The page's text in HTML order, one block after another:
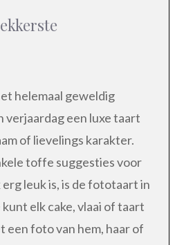
helemaal geweldig
verjaardag een luxe taart
of lievelings karakter.
toffe suggesties voor
leuk is, is de fototaart in
elk cake, vlaai of taart
een foto van hem, haar of